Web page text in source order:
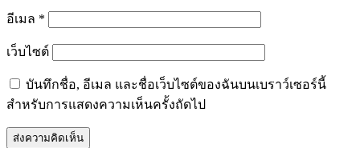
อีเมล *
เว็บไซต์
บันทึกชื่อ, อีเมล และชื่อเว็บไซต์ของฉันบนเบราว์เซอร์นี้
สำหรับการแสดงความเห็นครั้งถัดไป